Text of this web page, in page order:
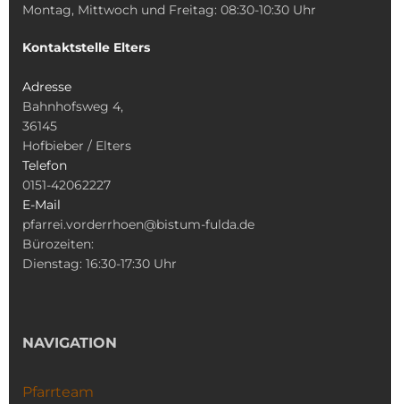
Montag, Mittwoch und Freitag: 08:30-10:30 Uhr
Kontaktstelle Elters
Adresse
Bahnhofsweg 4,
36145
Hofbieber / Elters
Telefon
0151-42062227
E-Mail
pfarrei.vorderrhoen@bistum-fulda.de
Bürozeiten:
Dienstag: 16:30-17:30 Uhr
NAVIGATION
Pfarrteam